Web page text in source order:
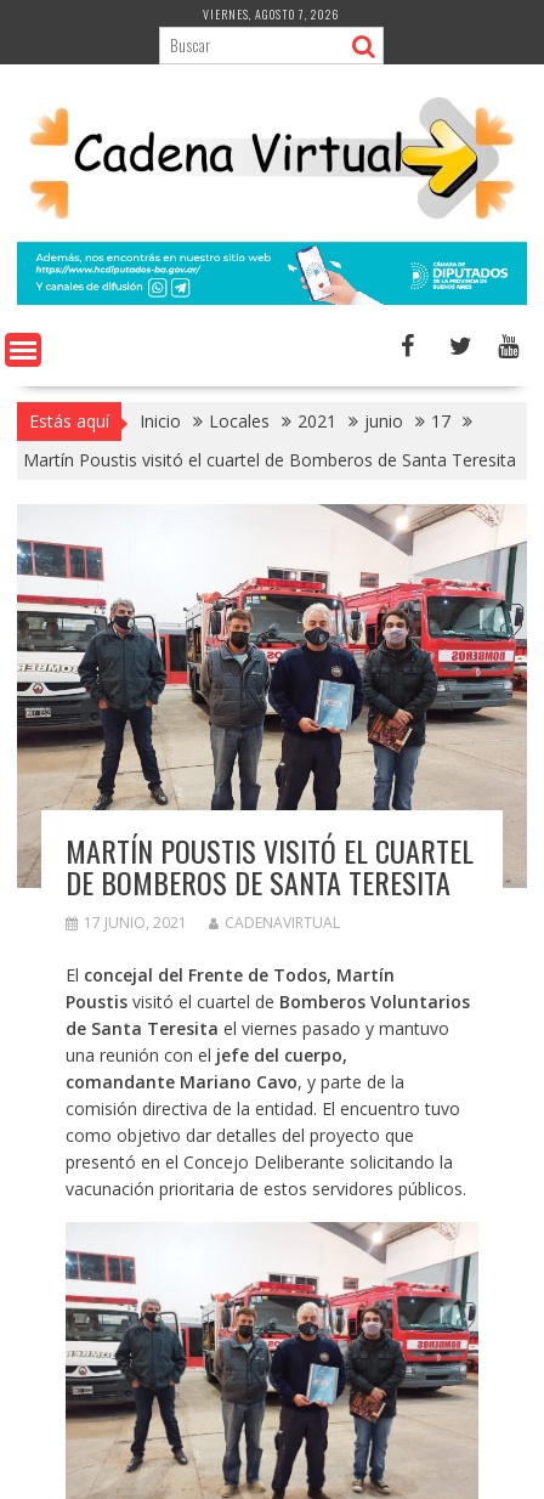
contenido
VIERNES, AGOSTO 7, 2026
Estás aquí Inicio Locales 2021 junio
17
Martín Poustis visitó el cuartel de Bomberos de Santa Teresita
MARTÍN POUSTIS VISITÓ EL CUARTEL
DE BOMBEROS DE SANTA TERESITA
17 JUNIO, 2021 CADENAVIRTUAL
El concejal del Frente de Todos, Martín
Poustisvisitó el cuartel de Bomberos Voluntarios
de Santa Teresita el viernes pasado y mantuvo
una reunión con el jefe del cuerpo,
comandante Mariano Cavo, y parte de la
comisión directiva de la entidad. El encuentro tuvo
como objetivo dar detalles del proyecto que
presentó en el Concejo Deliberante solicitando la
vacunación prioritaria de estos servidores públicos.